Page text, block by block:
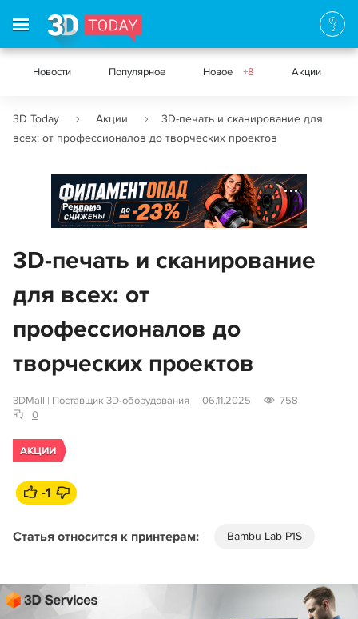
Новости Популярное Новое +8 Акции
3D Today Акции
3D-печать и сканирование для
всех: от профессионалов до творческих проектов
Реклама
3D-печать и сканирование
для всех: от
профессионалов до
творческих проектов
3DMall | Поставщик 3D-оборудования 06.11.2025
758
0
АКЦИИ
-1
Статья относится к принтерам: Bambu Lab P1S